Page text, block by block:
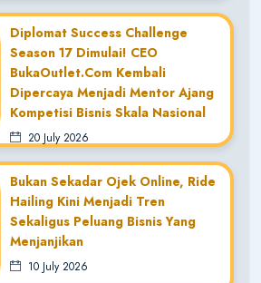
Diplomat Success Challenge
Season 17 Dimulai! CEO
BukaOutlet.com Kembali
Dipercaya Menjadi Mentor Ajang
Kompetisi Bisnis Skala Nasional
20 July 2026
Bukan Sekadar Ojek Online, Ride
Hailing Kini Menjadi Tren
Sekaligus Peluang Bisnis Yang
Menjanjikan
10 July 2026